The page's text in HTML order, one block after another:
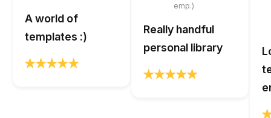
A world of
templates :)
emp.)
Really handful
personal library